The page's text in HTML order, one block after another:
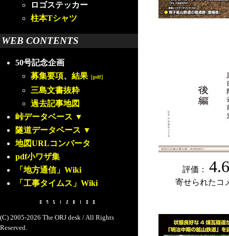
ロゴステッカー
柱本Tシャツ
WEB CONTENTS
50号記念企画
募集要項、 結果 ［pdf］
三島文書抜粋
過去記事地図
峠データベース ▼
隧道データベース ▼
地図URLコンバータ
pdf小ワザ集
「地方通信」Wiki
「工事タイムス」Wiki
(C) 2005-2026 The ORJ desk / All Rights
Reserved.
評価：
寄せられたコ